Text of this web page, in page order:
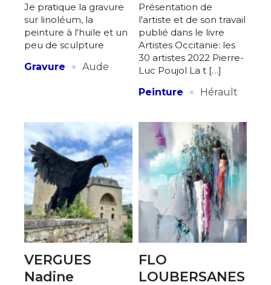
Je pratique la gravure
sur linoléum, la
peinture à l'huile et un
peu de sculpture
Gravure
· Aude
Présentation de
l'artiste et de son travail
publié dans le livre
Artistes Occitanie: les
30 artistes 2022 Pierre-
Luc Poujol La t […]
Peinture
· Hérault
VERGUES
Nadine
FLO
LOUBERSANES